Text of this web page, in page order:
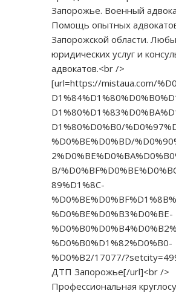
Запорожье. Военный
Помощь опытных
Запорожской области.
юридических услуг и
адвокатов.<br />
[url=https://mistaua.com/
D1%80%D0%B0/
%D0%BE%D0%BD/
B/
89%D1%8C-
%D0%BE%D0%B3%D0%BE-
%D0%B0%D1%82%D0%B0-
%D0%B2/17077/
ДТП Запорожье[/url]<br />
Профессиональная